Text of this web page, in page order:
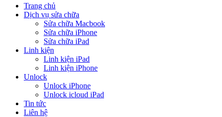
Trang chủ
Dịch vụ sửa chữa
Sửa chữa Macbook
Sửa chữa iPhone
Sửa chữa iPad
Linh kiện
Linh kiện iPad
Linh kiện iPhone
Unlock
Unlock iPhone
Unlock icloud iPad
Tin tức
Liên hệ